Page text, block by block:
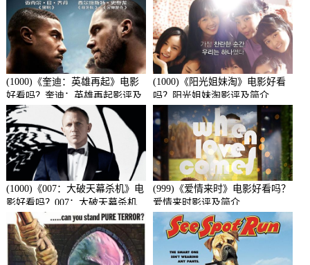
(1000)《奎迪：英雄再起》电影
好看吗？奎迪：英雄再起影评及
简介
(1000)《阳光姐妹淘》电影好看
吗？阳光姐妹淘影评及简介
(1000)《007：大破天幕杀机》电
影好看吗？007：大破天幕杀机
影评及简介
(999)《爱情来时》电影好看吗？
爱情来时影评及简介